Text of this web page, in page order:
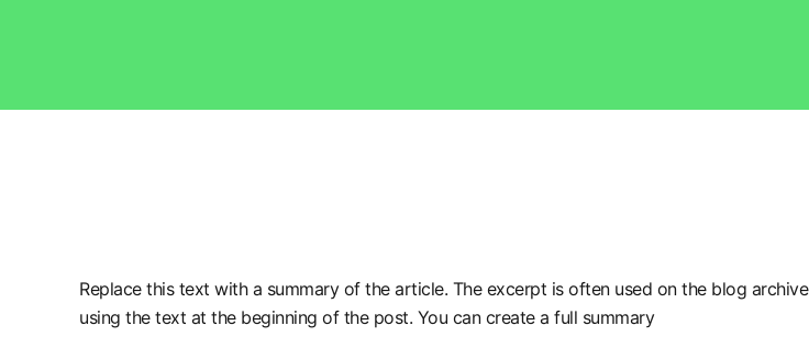
Replace this text with a summary of the article. The excerpt is often used on the blog
using the text at the beginning of the post. You can create a full summary